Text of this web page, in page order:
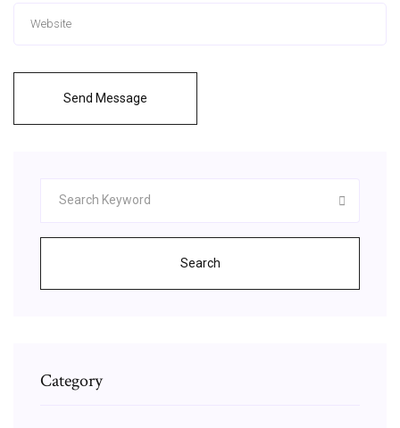
Send Message
Search
Category